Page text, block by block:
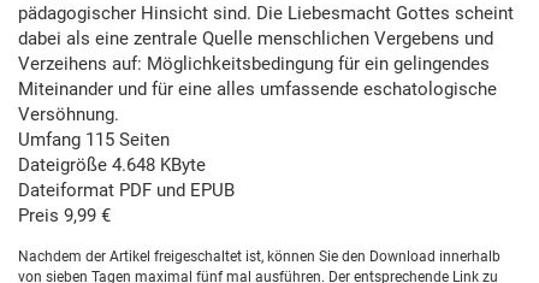
pädagogischer Hinsicht sind. Die Liebesmacht Gottes scheint
dabei als eine zentrale Quelle menschlichen Vergebens und
Verzeihens auf: Möglichkeitsbedingung für ein gelingendes
Miteinander und für eine alles umfassende eschatologische
Versöhnung.
Umfang 115 Seiten
Dateigröße 4.648 KByte
Dateiformat PDF und EPUB
Preis 9,99 €
Nachdem der Artikel freigeschaltet ist, können Sie den Download innerhalb
von sieben Tagen maximal fünf mal ausführen. Der entsprechende Link zu